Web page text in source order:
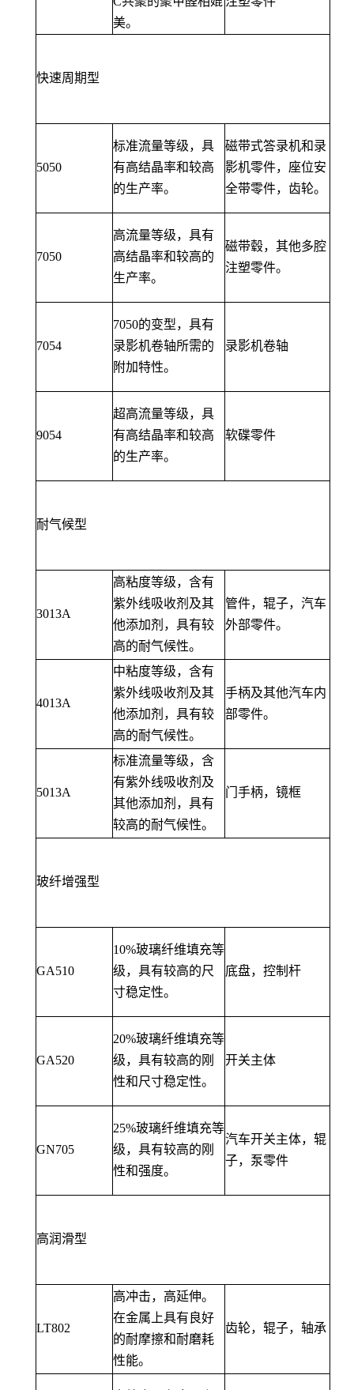
美。
快速周期型
5050
标准流量等级，具
有高结晶率和较高
的生产率。
磁带式答录机和录
影机零件，座位安
全带零件，齿轮。
7050
高流量等级，具有
高结晶率和较高的
生产率。
磁带毂，其他多腔
注塑零件。
7054
7050的变型，具有
录影机卷轴所需的
附加特性。
录影机卷轴
9054
超高流量等级，具
有高结晶率和较高
的生产率。
软碟零件
耐气候型
3013A
高粘度等级，含有
紫外线吸收剂及其
他添加剂，具有较
高的耐气候性。
管件，辊子，汽车
外部零件。
4013A
中粘度等级，含有
紫外线吸收剂及其
他添加剂，具有较
高的耐气候性。
手柄及其他汽车内
部零件。
5013A
标准流量等级，含
有紫外线吸收剂及
其他添加剂，具有
较高的耐气候性。
门手柄，镜框
玻纤增强型
GA510
10%玻璃纤维填充等
级，具有较高的尺
寸稳定性。
底盘，控制杆
GA520
20%玻璃纤维填充等
级，具有较高的刚
性和尺寸稳定性。
开关主体
GN705
25%玻璃纤维填充等
级，具有较高的刚
性和强度。
汽车开关主体，辊
子，泵零件
高润滑型
LT802
高冲击，高延伸。
在金属上具有良好
的耐摩擦和耐磨耗
性能。
齿轮，辊子，轴承